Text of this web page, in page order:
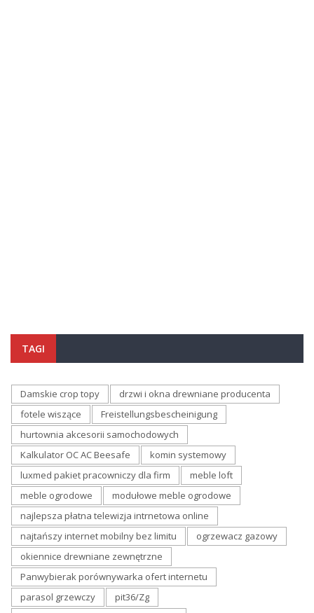
TAGI
Damskie crop topy
drzwi i okna drewniane producenta
fotele wiszące
Freistellungsbescheinigung
hurtownia akcesorii samochodowych
Kalkulator OC AC Beesafe
komin systemowy
luxmed pakiet pracowniczy dla firm
meble loft
meble ogrodowe
modułowe meble ogrodowe
najlepsza płatna telewizja intrnetowa online
najtańszy internet mobilny bez limitu
ogrzewacz gazowy
okiennice drewniane zewnętrzne
Panwybierak porównywarka ofert internetu
parasol grzewczy
pit36/Zg